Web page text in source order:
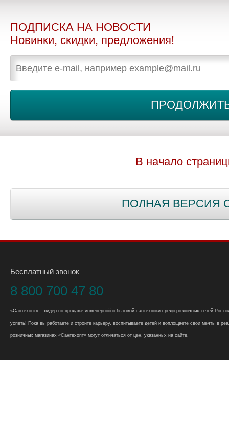
ПОДПИСКА НА НОВОСТИ
Новинки, скидки, предложения!
В начало
ПОЛНАЯ ВЕРСИЯ
Бесплатный звонок
8 800 700 47 80
«Сантехопт» – лидер по продаже инженерной и бытовой сантехники среди розничных сетей
успеть! Пока вы работаете и строите карьеру, воспитываете детей и воплощаете свои мечты в
розничных магазинах «Сантехопт» могут отличаться от цен, указанных на сайте.